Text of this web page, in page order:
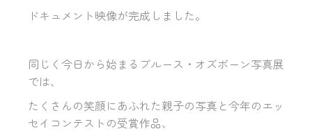
ドキュメント映像が完成しました。
同じく今日から始まるブルース・オズボーン写真展
では、
たくさんの笑顔にあふれた親子の写真と今年のエッ
セイコンテストの受賞作品、